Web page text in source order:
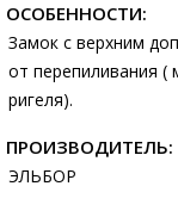
ОСОБЕННОСТИ:
Замок с верхним
от перепиливания (
ригеля).
ПРОИЗВОДИТЕЛЬ:
ЭЛЬБОР